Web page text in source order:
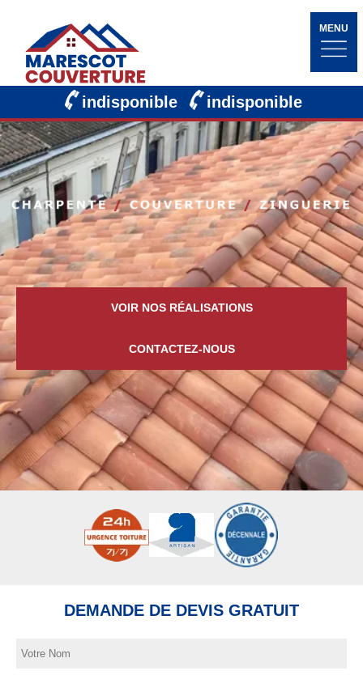
MENU
indisponible indisponible
VOIR NOS RÉALISATIONS
CONTACTEZ-NOUS
DEMANDE DE DEVIS GRATUIT